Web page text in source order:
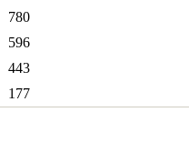
780
596
443
177